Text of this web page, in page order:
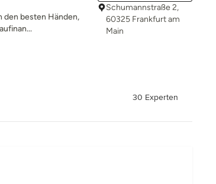
den besten Händen,
Schumannstraße 2,
60325 Frankfurt am
Main
30 Experten